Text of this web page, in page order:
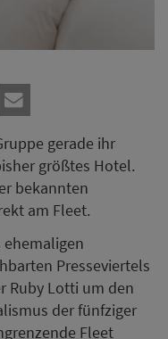
gerade ihr
größtes Hotel.
bekannten
am Fleet.
ehemaligen
Presseviertels
Ruby Lotti um den
der fünfziger
Fleet